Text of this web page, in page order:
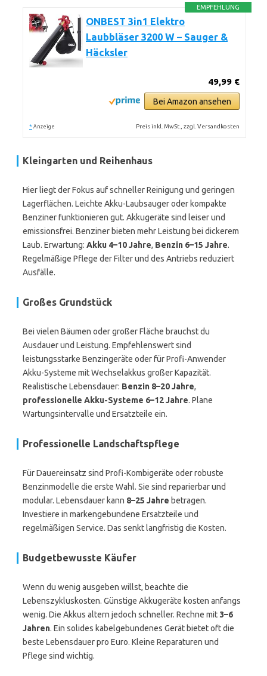
EMPFEHLUNG
ONBEST 3in1 Elektro
Laubbläser 3200 W – Sauger &
Häcksler
49,99 €
Bei Amazon ansehen
* Anzeige Preis inkl. MwSt., zzgl. Versandkosten
Kleingarten und Reihenhaus
Hier liegt der Fokus auf schneller Reinigung und geringen
Lagerflächen. Leichte Akku-Laubsauger oder kompakte
Benziner funktionieren gut. Akkugeräte sind leiser und
emissionsfrei. Benziner bieten mehr Leistung bei dickerem
Laub. Erwartung: Akku 4–10 Jahre, Benzin 6–15 Jahre.
Regelmäßige Pflege der Filter und des Antriebs reduziert
Ausfälle.
Großes Grundstück
Bei vielen Bäumen oder großer Fläche brauchst du
Ausdauer und Leistung. Empfehlenswert sind
leistungsstarke Benzingeräte oder für Profi-Anwender
Akku-Systeme mit Wechselakkus großer Kapazität.
Realistische Lebensdauer: Benzin 8–20 Jahre,
professionelle Akku-Systeme 6–12 Jahre. Plane
Wartungsintervalle und Ersatzteile ein.
Professionelle Landschaftspflege
Für Dauereinsatz sind Profi-Kombigeräte oder robuste
Benzinmodelle die erste Wahl. Sie sind reparierbar und
modular. Lebensdauer kann 8–25 Jahre betragen.
Investiere in markengebundene Ersatzteile und
regelmäßigen Service. Das senkt langfristig die Kosten.
Budgetbewusste Käufer
Wenn du wenig ausgeben willst, beachte die
Lebenszykluskosten. Günstige Akkugeräte kosten anfangs
wenig. Die Akkus altern jedoch schneller. Rechne mit 3–6
Jahren. Ein solides kabelgebundenes Gerät bietet oft die
beste Lebensdauer pro Euro. Kleine Reparaturen und
Pflege sind wichtig.